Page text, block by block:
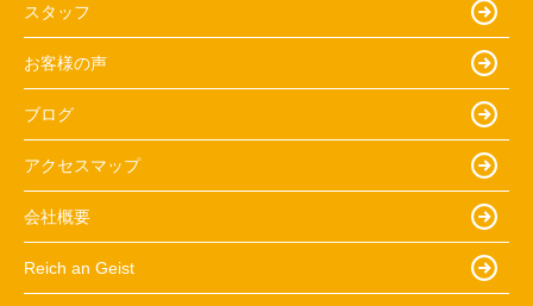
スタッフ
お客様の声
ブログ
アクセスマップ
会社概要
Reich an Geist